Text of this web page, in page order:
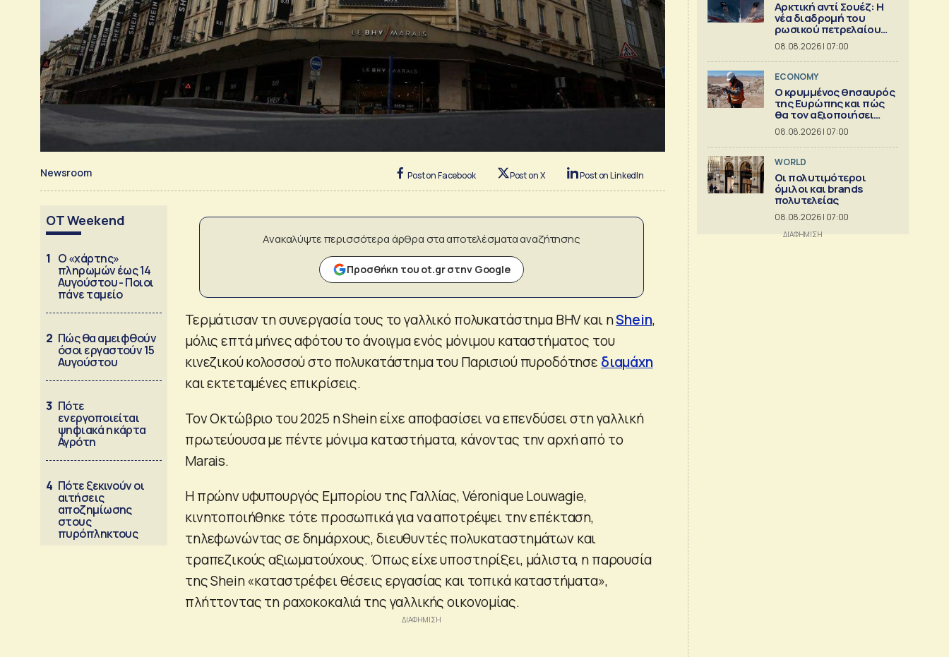
Newsroom Post on Facebook Post on X Post on LinkedIn
OT Weekend
1 Ο «χάρτης»
πληρωμών έως 14
Αυγούστου - Ποιοι
πάνε ταμείο
2 Πώς θα αμειφθούν
όσοι εργαστούν 15
Αυγούστου
3 Πότε
ενεργοποιείται
ψηφιακά η κάρτα
Αγρότη
4 Πότε ξεκινούν οι
αιτήσεις
αποζημίωσης
στους
πυρόπληκτους
Ανακαλύψτε περισσότερα άρθρα στα αποτελέσματα αναζήτησης
Προσθήκη του ot.gr στην Google
Τερμάτισαν τη συνεργασία τους το γαλλικό πολυκατάστημα BHV και ηShein,
μόλις επτά μήνες αφότου το άνοιγμα ενός μόνιμου καταστήματος του
κινεζικού κολοσσού στο πολυκατάστημα του Παρισιού πυροδότησε διαμάχη
και εκτεταμένες επικρίσεις.
Τον Οκτώβριο του 2025 η Shein είχε αποφασίσει να επενδύσει στη γαλλική
πρωτεύουσα με πέντε μόνιμα καταστήματα, κάνοντας την αρχή από το
Marais.
Η πρώην υφυπουργός Εμπορίου της Γαλλίας, Véronique Louwagie,
κινητοποιήθηκε τότε προσωπικά για να αποτρέψει την επέκταση,
τηλεφωνώντας σε δημάρχους, διευθυντές πολυκαταστημάτων και
τραπεζικούς αξιωματούχους. Όπως είχε υποστηρίξει, μάλιστα, η παρουσία
της Shein «καταστρέφει θέσεις εργασίας και τοπικά καταστήματα»,
πλήττοντας τη ραχοκοκαλιά της γαλλικής οικονομίας.
Αρκτική αντί Σουέζ: Η
νέα διαδρομή του
ρωσικού πετρελαίου
[Γράφημα]
08.08.2026 | 07:00
ECONOMY
Ο κρυμμένος θησαυρός
της Ευρώπης και πώς
θα τον αξιοποιήσει
[γράφημα]
08.08.2026 | 07:00
WORLD
Οι πολυτιμότεροι
όμιλοι και brands
πολυτελείας
08.08.2026 | 07:00